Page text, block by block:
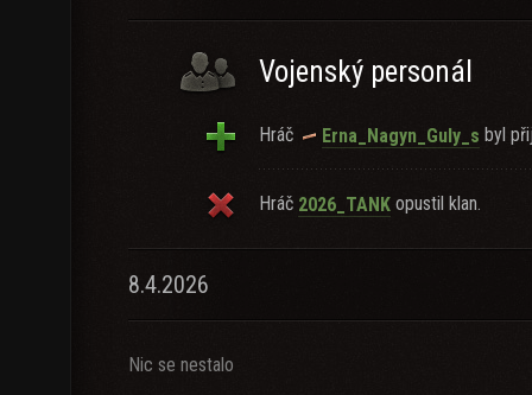
Vojenský personál
Hráč Erna_Nagyn_Guly_s byl
Hráč 2026_TANK opustil klan.
8.4.2026
Nic se nestalo